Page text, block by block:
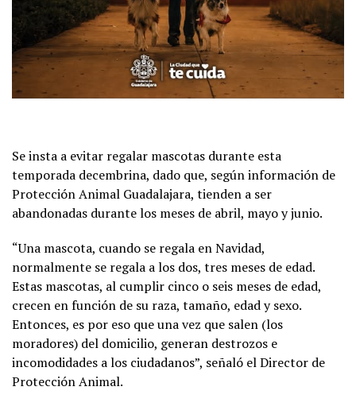
Se insta a evitar regalar mascotas durante esta
temporada decembrina, dado que, según información de
Protección Animal Guadalajara, tienden a ser
abandonadas durante los meses de abril, mayo y junio.
“Una mascota, cuando se regala en Navidad,
normalmente se regala a los dos, tres meses de edad.
Estas mascotas, al cumplir cinco o seis meses de edad,
crecen en función de su raza, tamaño, edad y sexo.
Entonces, es por eso que una vez que salen (los
moradores) del domicilio, generan destrozos e
incomodidades a los ciudadanos”, señaló el Director de
Protección Animal.